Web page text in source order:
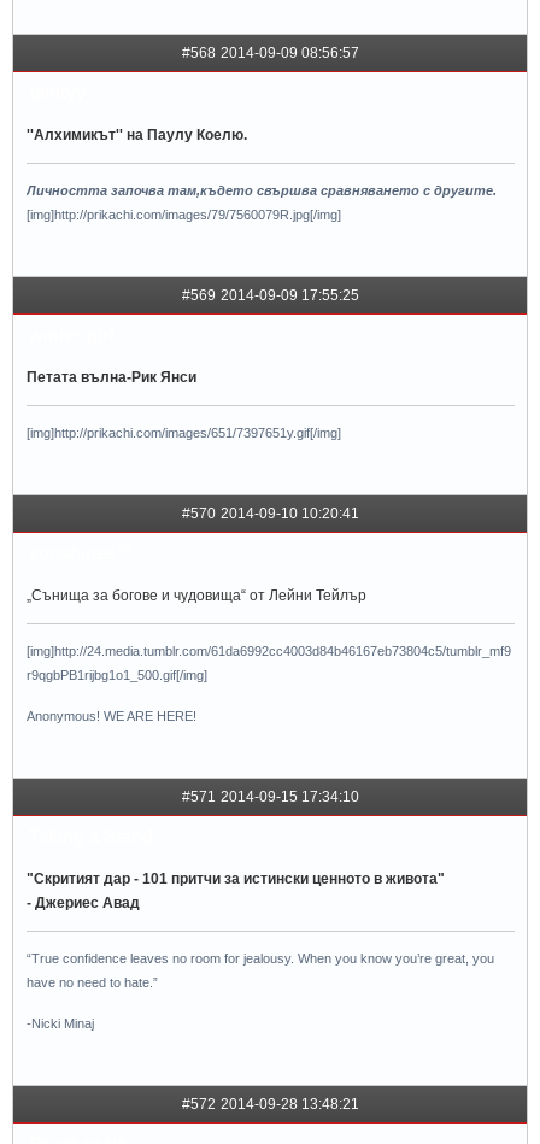
#568 2014-09-09 08:56:57
''Алхимикът'' на Паулу Коелю.
Личността започва там,където свършва сравняването с другите.
[img]http://prikachi.com/images/79/7560079R.jpg[/img]
#569 2014-09-09 17:55:25
Петата вълна-Рик Янси
[img]http://prikachi.com/images/651/7397651y.gif[/img]
#570 2014-09-10 10:20:41
„Сънища за богове и чудовища“ от Лейни Тейлър
[img]http://24.media.tumblr.com/61da6992cc4003d84b46167eb73804c5/tumblr_mf9
r9qgbPB1rijbg1o1_500.gif[/img]
Anonymous! WE ARE HERE!
#571 2014-09-15 17:34:10
"Скритият дар - 101 притчи за истински ценното в живота"
- Джериес Авад
“True confidence leaves no room for jealousy. When you know you’re great, you
have no need to hate.”
-Nicki Minaj
#572 2014-09-28 13:48:21